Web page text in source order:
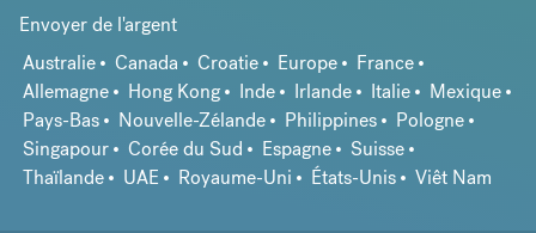
Envoyer de l'argent
Australie
Canada Croatie Europe
France
Allemagne
Hong Kong Inde Irlande Italie
Mexique
Pays-Bas
Nouvelle-Zélande Philippines
Pologne
Singapour
Corée du Sud Espagne
Suisse
Thaïlande
UAE Royaume-Uni États-Unis Viêt Nam